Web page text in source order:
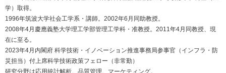
学）取得。
1996年筑波大学社会工学系・講師。2002年6月同助教授。
2008年4月慶應義塾大学理工学部管理工学科・准教授。2011年4月同教授、現
在に至る。
2023年4月内閣府 科学技術・イノベーション推進事務局参事官（インフラ・防
災担当）付上席科学技術政策フェロー（非常勤）
研究分野は応用統計解析、品質管理、マーケティング。